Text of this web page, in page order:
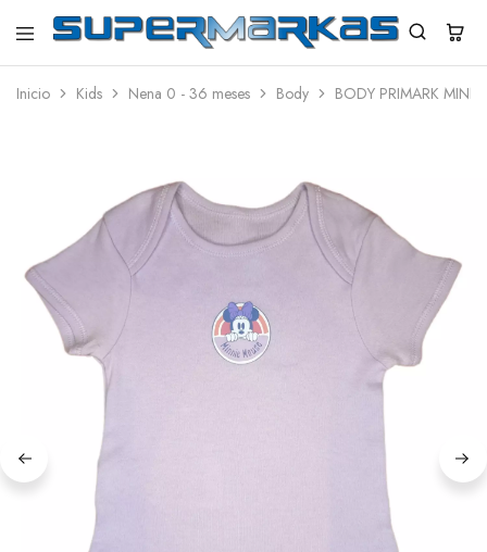
SuperMarkas
Ropa
con
Inicio Kids Nena 0 - 36 meses Body BODY PRIMARK